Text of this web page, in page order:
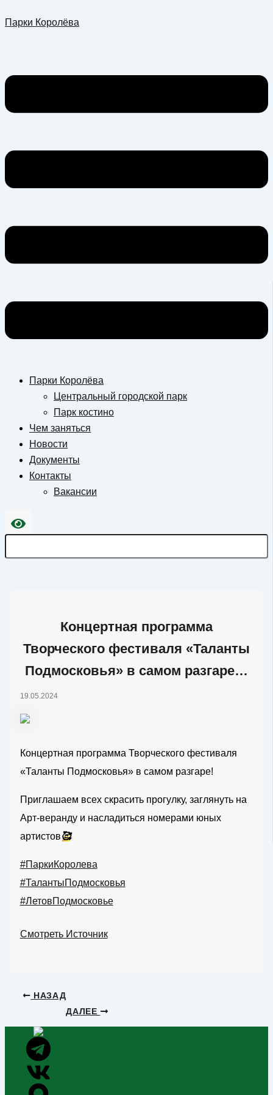
к
Парки Королёва
Парки Королёва
Центральный городской парк
Парк костино
Чем заняться
Новости
Документы
Контакты
Вакансии
Концертная программа
Творческого фестиваля «Таланты
Подмосковья» в самом разгаре…
19.05.2024
Концертная программа Творческого фестиваля
«Таланты Подмосковья» в самом разгаре!
Приглашаем всех скрасить прогулку, заглянуть на
Арт-веранду и насладиться номерами юных
артистов🥰
#ПаркиКоролева
#ТалантыПодмосковья
#ЛетовПодмосковье
Смотреть Источник
НАЗАД
ДАЛЕЕ